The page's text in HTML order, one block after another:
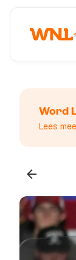
Word
Lees